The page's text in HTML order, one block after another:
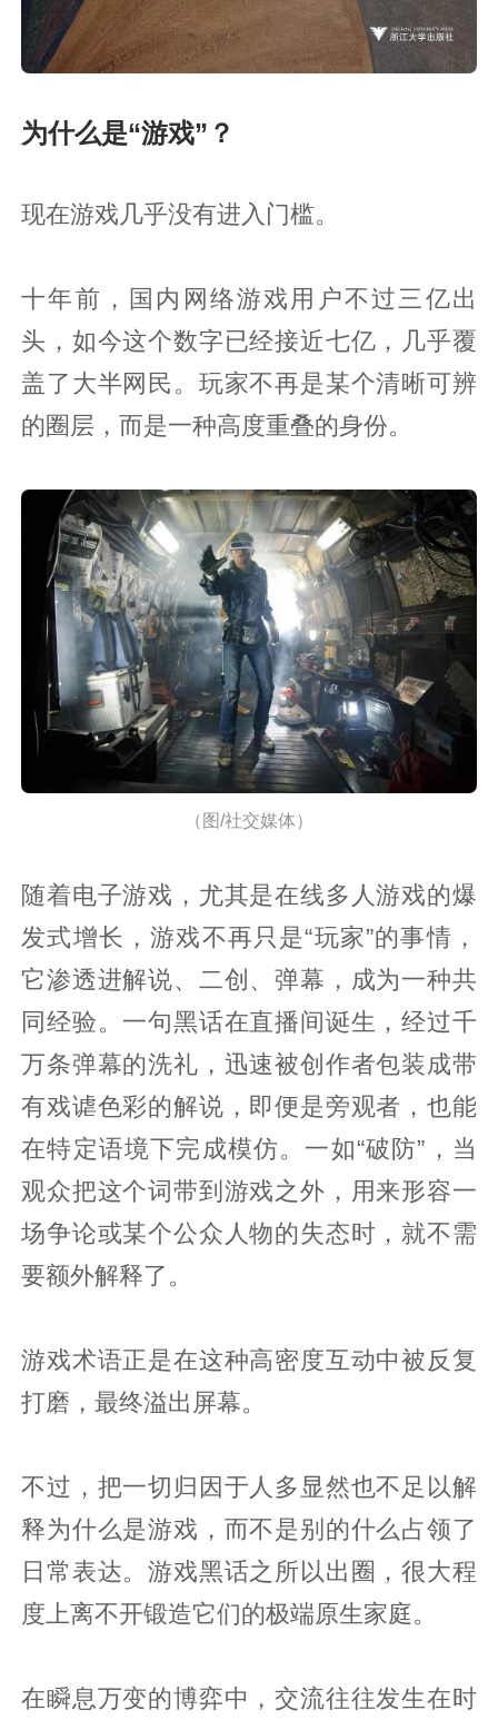
为什么是“游戏”？
现在游戏几乎没有进入门槛。
十年前，国内网络游戏用户不过三亿出
头，如今这个数字已经接近七亿，几乎覆
盖了大半网民。玩家不再是某个清晰可辨
的圈层，而是一种高度重叠的身份。
（图/社交媒体）
随着电子游戏，尤其是在线多人游戏的爆
发式增长，游戏不再只是“玩家”的事情，
它渗透进解说、二创、弹幕，成为一种共
同经验。一句黑话在直播间诞生，经过千
万条弹幕的洗礼，迅速被创作者包装成带
有戏谑色彩的解说，即便是旁观者，也能
在特定语境下完成模仿。一如“破防”，当
观众把这个词带到游戏之外，用来形容一
场争论或某个公众人物的失态时，就不需
要额外解释了。
游戏术语正是在这种高密度互动中被反复
打磨，最终溢出屏幕。
不过，把一切归因于人多显然也不足以解
释为什么是游戏，而不是别的什么占领了
日常表达。游戏黑话之所以出圈，很大程
度上离不开锻造它们的极端原生家庭。
在瞬息万变的博弈中，交流往往发生在时